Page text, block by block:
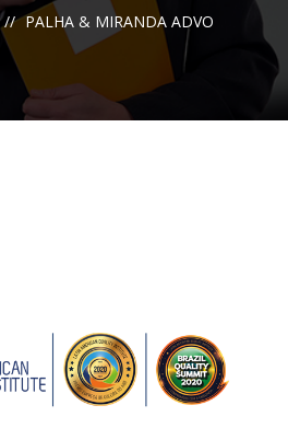
PALHA & MIRANDA ADVO